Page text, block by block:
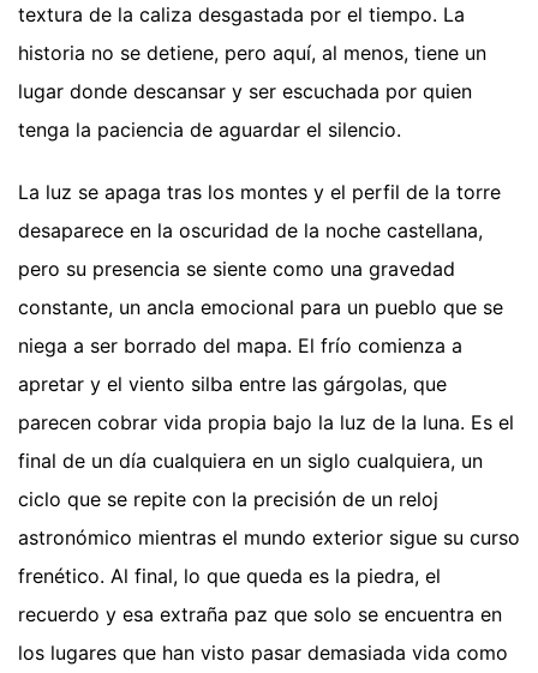
textura de la caliza desgastada por el tiempo. La
historia no se detiene, pero aquí, al menos, tiene un
lugar donde descansar y ser escuchada por quien
tenga la paciencia de aguardar el silencio.
La luz se apaga tras los montes y el perfil de la torre
desaparece en la oscuridad de la noche castellana,
pero su presencia se siente como una gravedad
constante, un ancla emocional para un pueblo que se
niega a ser borrado del mapa. El frío comienza a
apretar y el viento silba entre las gárgolas, que
parecen cobrar vida propia bajo la luz de la luna. Es el
final de un día cualquiera en un siglo cualquiera, un
ciclo que se repite con la precisión de un reloj
astronómico mientras el mundo exterior sigue su curso
frenético. Al final, lo que queda es la piedra, el
recuerdo y esa extraña paz que solo se encuentra en
los lugares que han visto pasar demasiada vida como